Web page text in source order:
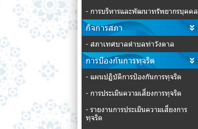
- การบริหารและพัฒนาทรัพยากรบุคคล
กิจการสภา
- สภาเทศบาลตำบลท่าวังตาล
การป้องกันการทุจริต
- แผนปฏิบัติการป้องกันการทุจริต
- การประเมินความเสี่ยงการทุจริต
- รายงานการประเมินความเสี่ยงการ
ทุจริต